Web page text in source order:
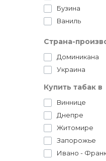
Бузина
Ваниль
Виноград
Вишня
Гастро
Голубика
Страна-
Доминикана
Украина
Купить табак в
Виннице
Днепре
Житомире
Запорожье
Ивано -